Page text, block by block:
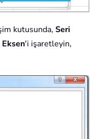
kutusunda, Seri
'i işaretleyin,